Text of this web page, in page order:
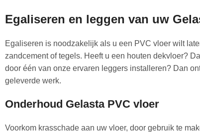
Egaliseren en leggen van uw
Egaliseren is noodzakelijk als u een PVC vloer wilt
zandcement of tegels. Heeft u een houten dekvloer?
door één van onze ervaren leggers installeren? Dan
geleverde werk.
Onderhoud Gelasta PVC vloer
Voorkom krasschade aan uw vloer, door gebruik te